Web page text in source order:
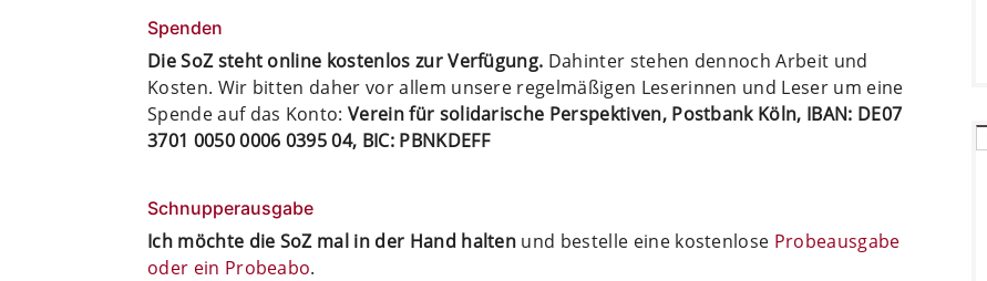
Spenden
Die SoZ steht online kostenlos zur Verfügung. Dahinter stehen dennoch Arbeit und
Kosten. Wir bitten daher vor allem unsere regelmäßigen Leserinnen und Leser um eine
Spende auf das Konto:Verein für solidarische Perspektiven, Postbank Köln, IBAN: DE07
3701 0050 0006 0395 04, BIC: PBNKDEFF
Schnupperausgabe
Ich möchte die SoZ mal in der Hand halten und bestelle eine kostenlose Probeausgabe
oder ein Probeabo.